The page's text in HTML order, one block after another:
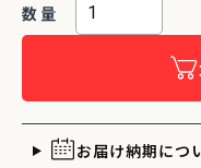
お届け納期につ